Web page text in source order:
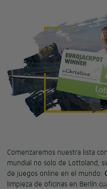
Comenzaremos nuestra lista
mundial no solo de Lottoland,
de juegos online en el mundo:
limpieza de oficinas en Berlín